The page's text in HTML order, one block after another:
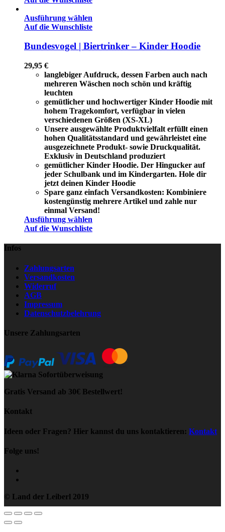
Ausführung wählen
Auf die Wunschliste
Bundesvogel | Biertrinker – Kinder Hoodie
29,95 €
langlebiger Aufdruck, dessen Farben auch nach
mehreren Wäschen noch schön und kräftig
leuchten
gemütlicher und hochwertiger Kinder Hoodie mit
hohem Tragekomfort, verfügbar in vielen
verschiedenen Größen (XS-XL)
Unsere ausgewählte Produktvielfalt erfüllt einen
hohen Qualitätsstandard und gewährleistet eine
ausgezeichnete Produkt- sowie Druckqualität.
Exklusiv in Deutschland produziert
gemütlicher Kinder Hoodie. Der Hingucker auf
jeder Schulbank und im Kindergarten. Hole dir
jetzt deinen Kinder Hoodie
Spare ganz einfach Versandkosten: Kombiniere
kostengünstig mehrere Artikel und zahle nur
einmal Versand!
Ausführung wählen
Auf die Wunschliste
Infos
Zahlungsarten
Versandkosten
Widerruf
AGB
Impressum
Datenschutzbelehrung
Unsere Zahlungsarten
Gratis Versand ab 30€ Bestellwert!
Kontakt
Ideen oder Fragen? Hier kannst du uns kontaktieren: Kontakt
Folge uns!
© Land der Leiberl 2019